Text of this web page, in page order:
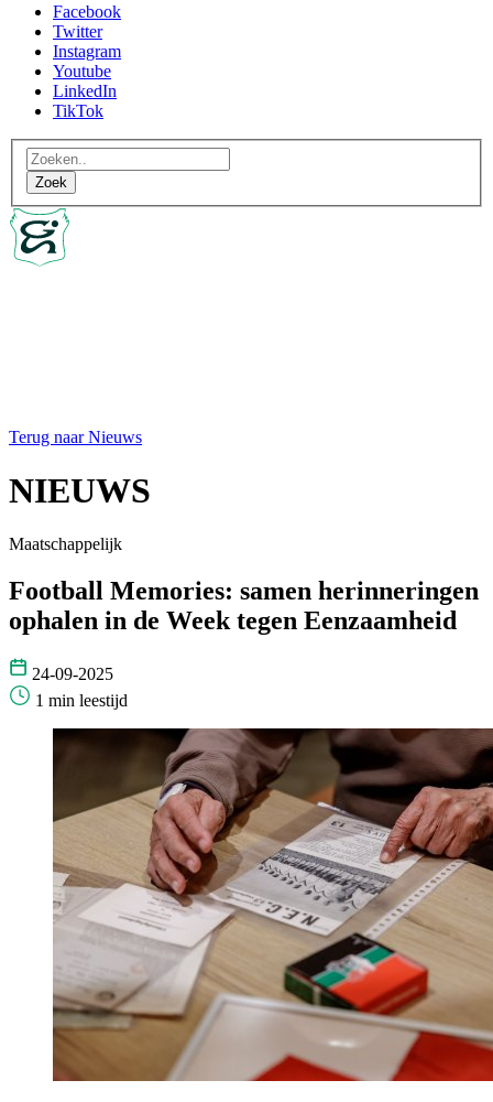
Facebook
Twitter
Instagram
Youtube
LinkedIn
TikTok
Terug naar Nieuws
NIEUWS
Maatschappelijk
Football Memories: samen herinneringen
ophalen in de Week tegen Eenzaamheid
24-09-2025
1 min leestijd